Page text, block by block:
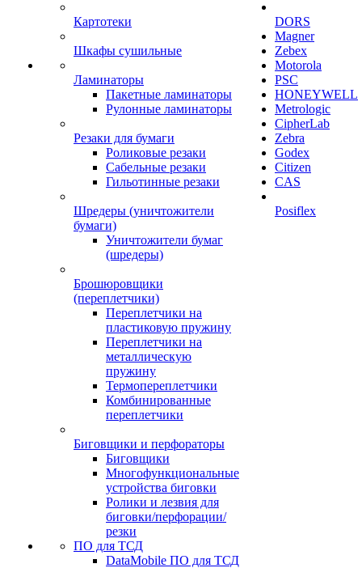
Картотеки
Шкафы сушильные
Ламинаторы
Пакетные ламинаторы
Рулонные ламинаторы
Резаки для бумаги
Роликовые резаки
Сабельные резаки
Гильотинные резаки
Шредеры (уничтожители
бумаги)
Уничтожители бумаг
(шредеры)
Брошюровщики
(переплетчики)
Переплетчики на
пластиковую пружину
Переплетчики на
металлическую
пружину
Термопереплетчики
Комбинированные
переплетчики
Биговщики и перфораторы
Биговщики
Многофункциональные
устройства биговки
Ролики и лезвия для
биговки/перфорации/
резки
ПО для ТСД
DataMobile ПО для ТСД
DORS
Magner
Zebex
Motorola
PSC
HONEYWELL
Metrologic
CipherLab
Zebra
Godex
Citizen
CAS
Posiflex